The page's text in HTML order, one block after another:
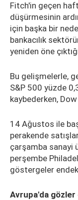
Fitch'in geçen
düşürmesinin
için başka bir
bankacılık
yeniden öne
Bu gelişmelerle,
S&P 500 yüzde
kaybederken,
14 Ağustos ile
perakende
çarşamba sanayi
perşembe
göstergeler
Avrupa'da